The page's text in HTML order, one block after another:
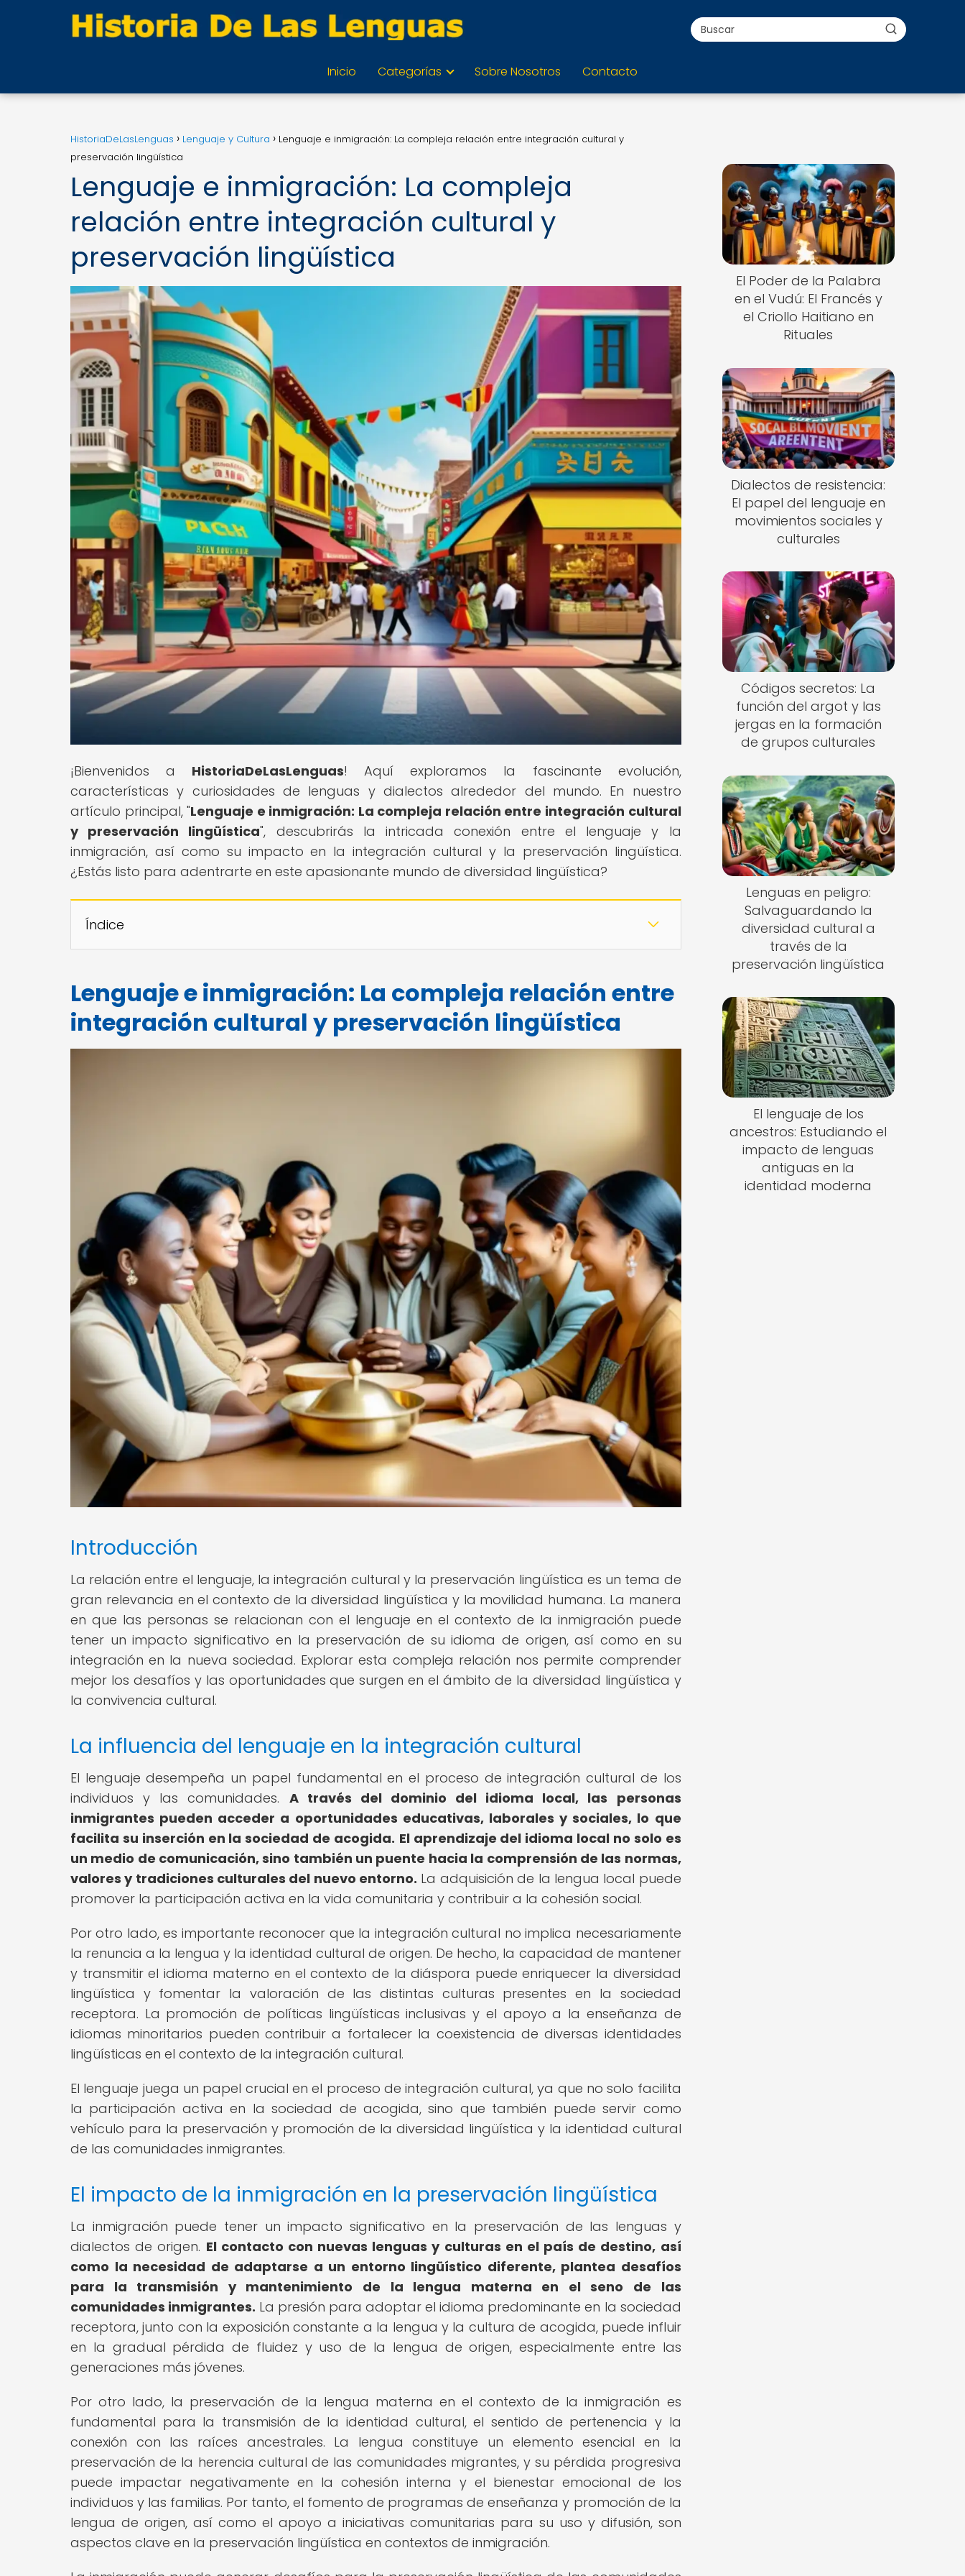
Inicio Categorías Sobre Nosotros Contacto
HistoriaDeLasLenguas Lenguaje y Cultura
Lenguaje e inmigración: La compleja relación entre integración cultural y
preservación lingüística
Lenguaje e inmigración: La compleja
relación entre integración cultural y
preservación lingüística
¡Bienvenidos a HistoriaDeLasLenguas! Aquí exploramos la fascinante evolución,
características y curiosidades de lenguas y dialectos alrededor del mundo. En nuestro
artículo principal, "Lenguaje e inmigración: La compleja relación entre integración cultural
y preservación lingüística", descubrirás la intricada conexión entre el lenguaje y la
inmigración, así como su impacto en la integración cultural y la preservación lingüística.
¿Estás listo para adentrarte en este apasionante mundo de diversidad lingüística?
Índice
Lenguaje e inmigración: La compleja relación entre
integración cultural y preservación lingüística
Introducción
La relación entre el lenguaje, la integración cultural y la preservación lingüística es un tema de
gran relevancia en el contexto de la diversidad lingüística y la movilidad humana. La manera
en que las personas se relacionan con el lenguaje en el contexto de la inmigración puede
tener un impacto significativo en la preservación de su idioma de origen, así como en su
integración en la nueva sociedad. Explorar esta compleja relación nos permite comprender
mejor los desafíos y las oportunidades que surgen en el ámbito de la diversidad lingüística y
la convivencia cultural.
La influencia del lenguaje en la integración cultural
El lenguaje desempeña un papel fundamental en el proceso de integración cultural de los
individuos y las comunidades. A través del dominio del idioma local, las personas
inmigrantes pueden acceder a oportunidades educativas, laborales y sociales, lo que
facilita su inserción en la sociedad de acogida. El aprendizaje del idioma local no solo es
un medio de comunicación, sino también un puente hacia la comprensión de las normas,
valores y tradiciones culturales del nuevo entorno. La adquisición de la lengua local puede
promover la participación activa en la vida comunitaria y contribuir a la cohesión social.
Por otro lado, es importante reconocer que la integración cultural no implica necesariamente
la renuncia a la lengua y la identidad cultural de origen. De hecho, la capacidad de mantener
y transmitir el idioma materno en el contexto de la diáspora puede enriquecer la diversidad
lingüística y fomentar la valoración de las distintas culturas presentes en la sociedad
receptora. La promoción de políticas lingüísticas inclusivas y el apoyo a la enseñanza de
idiomas minoritarios pueden contribuir a fortalecer la coexistencia de diversas identidades
lingüísticas en el contexto de la integración cultural.
El lenguaje juega un papel crucial en el proceso de integración cultural, ya que no solo facilita
la participación activa en la sociedad de acogida, sino que también puede servir como
vehículo para la preservación y promoción de la diversidad lingüística y la identidad cultural
de las comunidades inmigrantes.
El impacto de la inmigración en la preservación lingüística
La inmigración puede tener un impacto significativo en la preservación de las lenguas y
dialectos de origen. El contacto con nuevas lenguas y culturas en el país de destino, así
como la necesidad de adaptarse a un entorno lingüístico diferente, plantea desafíos
para la transmisión y mantenimiento de la lengua materna en el seno de las
comunidades inmigrantes. La presión para adoptar el idioma predominante en la sociedad
receptora, junto con la exposición constante a la lengua y la cultura de acogida, puede influir
en la gradual pérdida de fluidez y uso de la lengua de origen, especialmente entre las
generaciones más jóvenes.
Por otro lado, la preservación de la lengua materna en el contexto de la inmigración es
fundamental para la transmisión de la identidad cultural, el sentido de pertenencia y la
conexión con las raíces ancestrales. La lengua constituye un elemento esencial en la
preservación de la herencia cultural de las comunidades migrantes, y su pérdida progresiva
puede impactar negativamente en la cohesión interna y el bienestar emocional de los
individuos y las familias. Por tanto, el fomento de programas de enseñanza y promoción de la
lengua de origen, así como el apoyo a iniciativas comunitarias para su uso y difusión, son
aspectos clave en la preservación lingüística en contextos de inmigración.
El Poder de la Palabra
en el Vudú: El Francés y
el Criollo Haitiano en
Rituales
Dialectos de resistencia:
El papel del lenguaje en
movimientos sociales y
culturales
Códigos secretos: La
función del argot y las
jergas en la formación
de grupos culturales
Lenguas en peligro:
Salvaguardando la
diversidad cultural a
través de la
preservación lingüística
El lenguaje de los
ancestros: Estudiando el
impacto de lenguas
antiguas en la
identidad moderna